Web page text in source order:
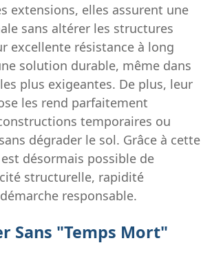
extensions, elles assurent une
sans altérer les structures
excellente résistance à long
solution durable, même dans
plus exigeantes. De plus, leur
les rend parfaitement
temporaires ou
dégrader le sol. Grâce à cette
désormais possible de
structurelle, rapidité
responsable.
Sans "Temps Mort"